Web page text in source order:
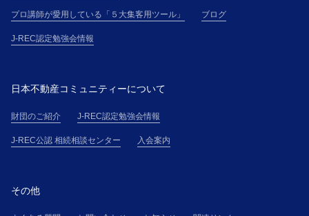
プロ講師が愛用している「５大集客用ツール」 ブログ
J-REC認定勉強会情報
日本不動産コミュニティーについて
財団のご紹介 J-REC認定勉強会情報
J-REC公認 相続相談センター 入会案内
その他